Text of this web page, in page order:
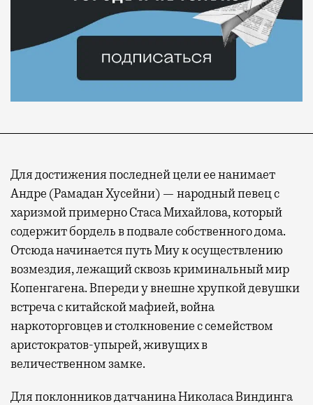
Для достижения последней цели ее нанимает
Андре (Рамадан Хусейни) — народный певец с
харизмой примерно Стаса Михайлова, который
содержит бордель в подвале собственного дома.
Отсюда начинается путь Миу к осуществлению
возмездия, лежащий сквозь криминальный мир
Копенгагена. Впереди у внешне хрупкой девушки
встреча с китайской мафией, война
наркоторговцев и столкновение с семейством
аристократов-упырей, живущих в
величественном замке.
Для поклонников датчанина Николаса Виндинга